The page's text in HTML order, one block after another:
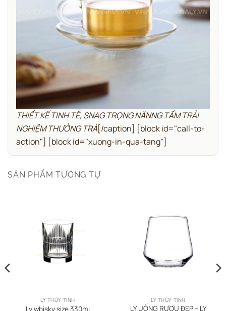
THIẾT KẾ TINH TẾ, SNAG TRỌNG NÂNNG TẦM TRẢI
NGHIỆM THƯỞNG TRÀ[/caption] [block id="call-to-
action"] [block id="xuong-in-qua-tang"]
SẢN PHẨM TƯƠNG TỰ
LY THỦY TINH
Ly whisky size 330ml
LY THỦY TINH
LY UỐNG RƯỢU ĐẸP – LY